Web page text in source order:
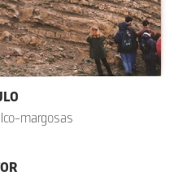
margosas